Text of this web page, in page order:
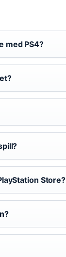
med PS4?
Store?